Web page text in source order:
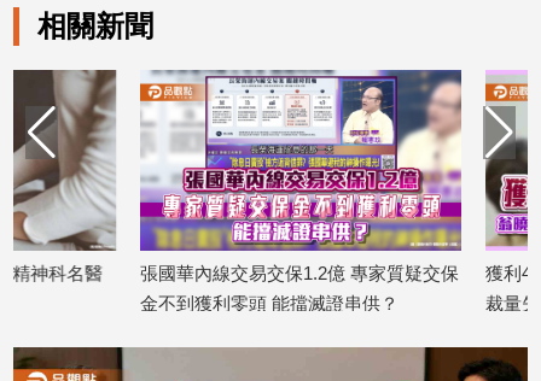
時
追
星
生
活
室
內
相關新聞
張國華內線交易交保1.2億 專家質疑交保
金不到獲利零頭 能擋滅證串供？
獲利4300萬卻2萬
裁量失衡：比酒駕